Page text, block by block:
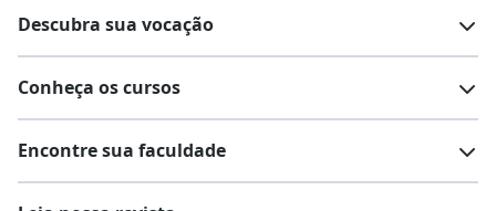
Descubra sua vocação
Conheça os cursos
Encontre sua faculdade